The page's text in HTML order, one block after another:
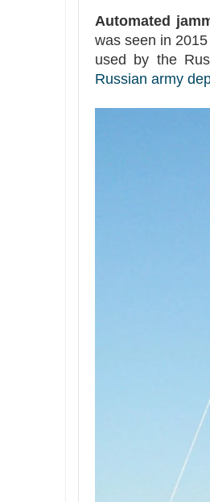
Automated
was seen in
used by the
Russian army